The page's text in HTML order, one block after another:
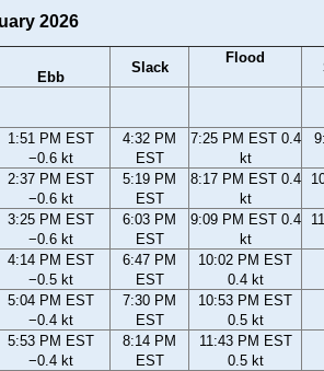
2026
Ebb
Slack
Flood
1:51 PM EST
−0.6 kt
4:32 PM
EST
7:25 PM EST 0.4
kt
2:37 PM EST
−0.6 kt
5:19 PM
EST
8:17 PM EST 0.4
kt
3:25 PM EST
−0.6 kt
6:03 PM
EST
9:09 PM EST 0.4
kt
4:14 PM EST
−0.5 kt
6:47 PM
EST
10:02 PM EST
0.4 kt
5:04 PM EST
−0.4 kt
7:30 PM
EST
10:53 PM EST
0.5 kt
5:53 PM EST
−0.4 kt
8:14 PM
EST
11:43 PM EST
0.5 kt